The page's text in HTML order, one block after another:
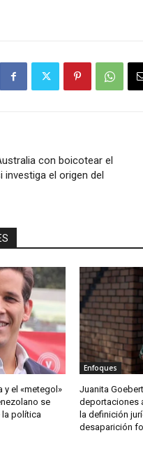
con boicotear el
el origen del
y el «metegol»
se
la política
Enfoques
Juanita
deportaciones
la definición
desaparición